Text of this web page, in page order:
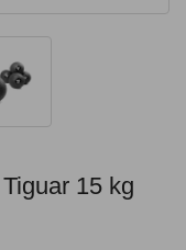
15 kg